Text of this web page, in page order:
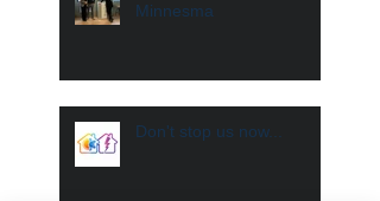
Minnesma
Don't stop us now...